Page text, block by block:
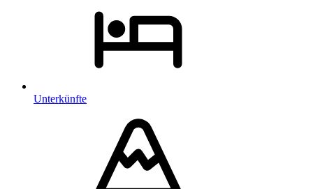
Unterkünfte